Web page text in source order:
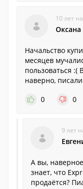
10 лет
Оксана
Начальство
месяцев
пользоваться :(
наверно,
0
0
9 лет
А вы,
знает, что
продаётся?